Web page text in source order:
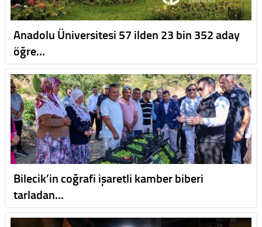
Anadolu Üniversitesi 57 ilden 23 bin 352 aday
öğre…
Bilecik’in coğrafi işaretli kamber biberi
tarladan…